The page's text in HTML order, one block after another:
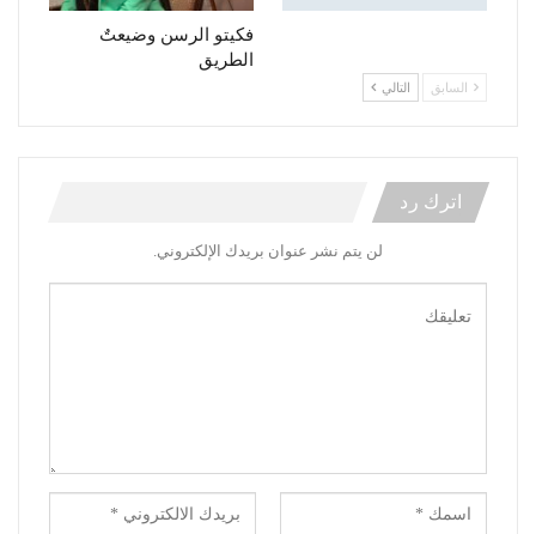
فكيتو الرسن وضيعتٌ
الطريق
السابق التالي
اترك رد
لن يتم نشر عنوان بريدك الإلكتروني.